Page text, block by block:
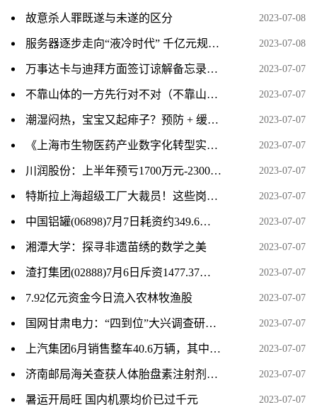
故意杀人罪既遂与未遂的区分 2023-07-08
服务器逐步走向“液冷时代” 千亿元规模下多家上市公司积极布局 2023-07-08
万事达卡与迪拜方面签订谅解备忘录，将在未来多年间开展数字领域的合作。 2023-07-07
不靠山体的一方先行对不对（不靠山体的一方先行） 2023-07-07
潮湿闷热，宝宝又起痱子？预防 + 缓解，记住 6 个字，现在就做 2023-07-07
《上海市生物医药产业数字化转型实施方案》印发：到2025年打造10家以上标杆性智能工厂 2023-07-07
川润股份：上半年预亏1700万元-2300万元 同比转亏 2023-07-07
特斯拉上海超级工厂大裁员！这些岗位将裁员过半 2023-07-07
中国铝罐(06898)7月7日耗资约349.6万港元回购655.2万股 2023-07-07
湘潭大学：探寻非遗苗绣的数学之美 2023-07-07
渣打集团(02888)7月6日斥资1477.37万英镑回购220.88万股 2023-07-07
7.92亿元资金今日流入农林牧渔股 2023-07-07
国网甘肃电力：“四到位”大兴调查研究 全方位提升服务水平 2023-07-07
上汽集团6月销售整车40.6万辆，其中新能源汽 8.6万辆 2023-07-07
济南邮局海关查获人体胎盘素注射剂100支 2023-07-07
暑运开局旺 国内机票均价已过千元 2023-07-07